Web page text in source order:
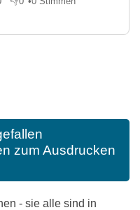
mir
Gefällt mir nicht
zum Ausdrucken
- sie alle sind in